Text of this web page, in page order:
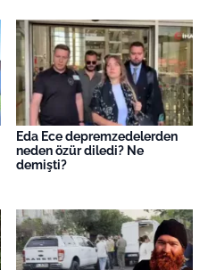
Eda Ece depremzedelerden
neden özür diledi? Ne
demişti?